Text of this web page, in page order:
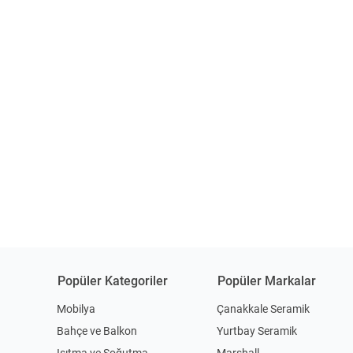
Popüler Kategoriler
Mobilya
Bahçe ve Balkon
Popüler Markalar
Çanakkale Seramik
Yurtbay Seramik